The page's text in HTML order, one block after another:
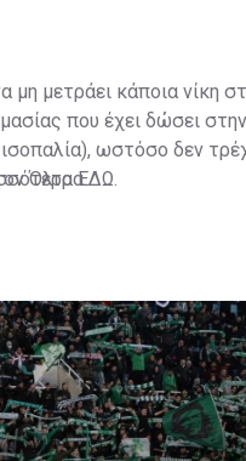
μη μετράει κάποια νίκη
που έχει δώσει
ωστόσο δεν
Όλτρα.ΕΔΩ